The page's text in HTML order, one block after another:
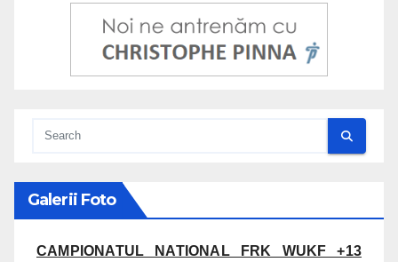
Galerii Foto
CAMPIONATUL NATIONAL FRK WUKF +13